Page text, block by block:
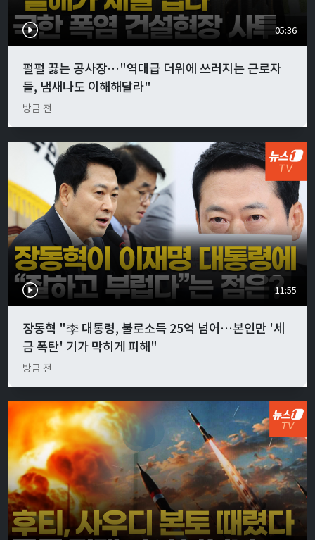
05:36
펄펄 끓는 공사장…"역대급 더위에 쓰러지는 근로자
들, 냄새나도 이해해달라"
방금 전
11:55
장동혁 "李 대통령, 불로소득 25억 넘어…본인만 '세
금 폭탄' 기가 막히게 피해"
방금 전